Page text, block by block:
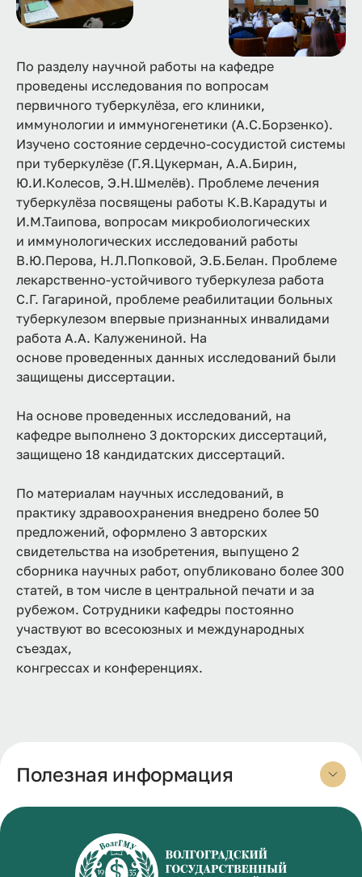
По разделу научной работы на кафедре
проведены исследования по вопросам
первичного туберкулёза, его клиники,
иммунологии и иммуногенетики (А.С.Борзенко).
Изучено состояние сердечно-сосудистой системы
при туберкулёзе (Г.Я.Цукерман, А.А.Бирин,
Ю.И.Колесов, Э.Н.Шмелёв). Проблеме лечения
туберкулёза посвящены работы К.В.Карадуты и
И.М.Таипова, вопросам микробиологических
и иммунологических исследований работы
В.Ю.Перова, Н.Л.Попковой, Э.Б.Белан. Проблеме
лекарственно-устойчивого туберкулеза работа
С.Г. Гагариной, проблеме реабилитации больных
туберкулезом впервые признанных инвалидами
работа А.А. Калужениной. На
основе проведенных данных исследований были
защищены диссертации.
На основе проведенных исследований, на
кафедре выполнено 3 докторских диссертаций,
защищено 18 кандидатских диссертаций.
По материалам научных исследований, в
практику здравоохранения внедрено более 50
предложений, оформлено 3 авторских
свидетельства на изобретения, выпущено 2
сборника научных работ, опубликовано более 300
статей, в том числе в центральной печати и за
рубежом. Сотрудники кафедры постоянно
участвуют во всесоюзных и международных
съездах,
конгрессах и конференциях.
Полезная информация